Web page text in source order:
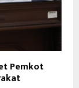
Pemkot